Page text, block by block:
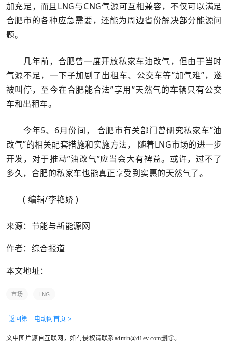
加充足，而且LNG与CNG气源可互相兼容，不仅可以满足
合肥市的各种应急需要，还能为周边省份解决部分能源问
题。
几年前，合肥曾一度开放私家车油改气，但由于当时
气源不足，一下子加剧了出租车、公交车等”加气难”，遂
被叫停，至今在合肥能合法”享用”天然气的车辆只有公交
车和出租车。
今年5、6月份间， 合肥市有关部门曾研究私家车”油
改气”的相关配套措施和实施方法， 随着LNG市场的进一步
开发，对于推动”油改气”应当会大有裨益。或许，过不了
多久，合肥的私家车也能真正享受到实惠的天然气了。
( 编辑/李艳娇 )
来源：节能与新能源网
作者：综合报道
本文地址：
市场 LNG
返回第一电动网首页 >
文中图片源自互联网，如有侵权请联系admin@d1ev.com删除。